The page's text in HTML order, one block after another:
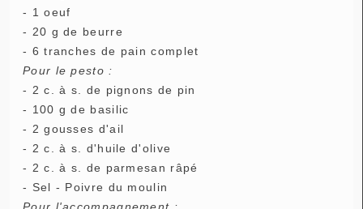
- 1 oeuf
- 20 g de beurre
- 6 tranches de pain complet
Pour le pesto :
- 2 c. à s. de pignons de pin
- 100 g de basilic
- 2 gousses d'ail
- 2 c. à s. d'huile d'olive
- 2 c. à s. de parmesan râpé
- Sel - Poivre du moulin
Pour l'accompagnement :